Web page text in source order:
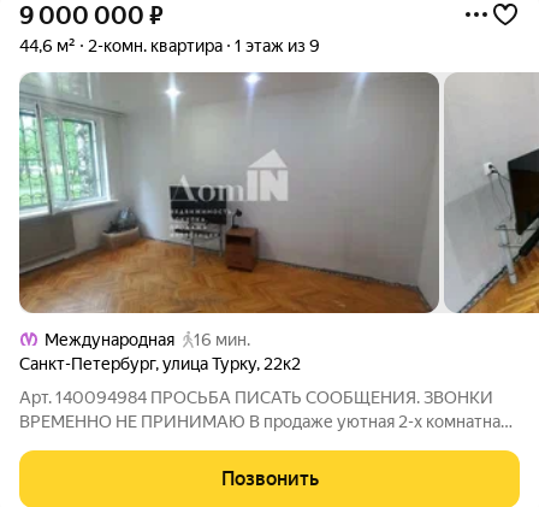
9 000 000 ₽
44,6 м² 2-комн. квартира 1 этаж из 9
Международная
16 мин.
Санкт-Петербург,улица Турку, 22к2
Арт. 140094984 ПРОСЬБА ПИСАТЬ СООБЩЕНИЯ. ЗВОНКИ
ВРЕМЕННО НЕ ПРИНИМАЮ В продаже уютная 2-х комнатная
кухня 6,8 кв.м В квартире сделан ремонт, натяжные потолки,
новые двери, теплый пол в
Позвонить